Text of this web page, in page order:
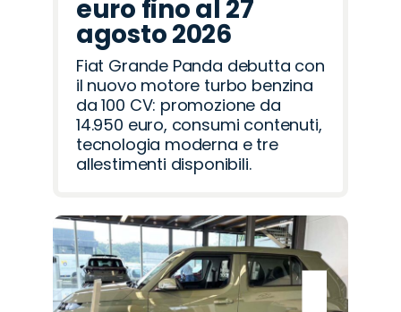
euro fino al 27
agosto 2026
Fiat Grande Panda debutta con
il nuovo motore turbo benzina
da 100 CV: promozione da
14.950 euro, consumi contenuti,
tecnologia moderna e tre
allestimenti disponibili.